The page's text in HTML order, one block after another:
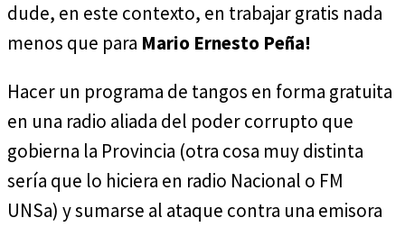
dude, en este contexto, en trabajar gratis nada
menos que para Mario Ernesto Peña!
Hacer un programa de tangos en forma gratuita
en una radio aliada del poder corrupto que
gobierna la Provincia (otra cosa muy distinta
sería que lo hiciera en radio Nacional o FM
UNSa) y sumarse al ataque contra una emisora